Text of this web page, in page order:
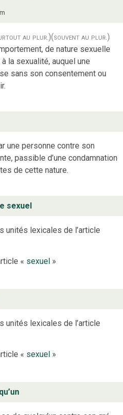
au plur.)(souvent au plur.)
de nature sexuelle
la sexualité, auquel une
sans son consentement ou
une personne contre son
passible d’une condamnation
de cette nature.
sexuel
unités lexicales de l’article
« sexuel»
unités lexicales de l’article
« sexuel»